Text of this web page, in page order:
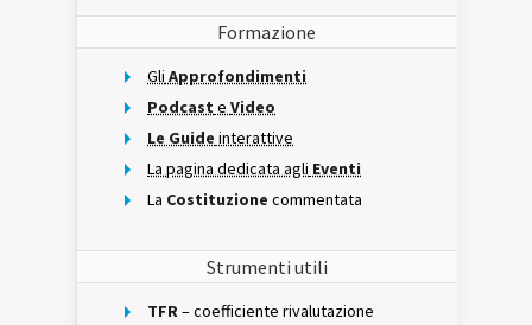
Formazione
Gli Approfondimenti
Podcast e Video
Le Guide interattive
La pagina dedicata agli Eventi
La Costituzione commentata
Strumenti utili
TFR– coefficiente rivalutazione